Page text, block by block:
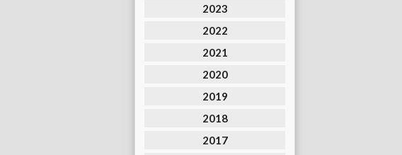
2023
2022
2021
2020
2019
2018
2017